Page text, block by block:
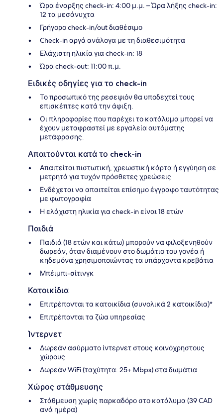
Ώρα έναρξης check-in: 4:00 μ.μ. – Ώρα λήξης check-in:
12 τα μεσάνυχτα
Γρήγορο check-in/out διαθέσιμο
Check-in αργά ανάλογα με τη διαθεσιμότητα
Ελάχιστη ηλικία για check-in: 18
Ώρα check-out: 11:00 π.μ.
Ειδικές οδηγίες για το check-in
Το προσωπικό της ρεσεψιόν θα υποδεχτεί τους
επισκέπτες κατά την άφιξη.
Οι πληροφορίες που παρέχει το κατάλυμα μπορεί να
έχουν μεταφραστεί με εργαλεία αυτόματης
μετάφρασης.
Απαιτούνται κατά το check-in
Απαιτείται πιστωτική, χρεωστική κάρτα ή εγγύηση σε
μετρητά για τυχόν πρόσθετες χρεώσεις
Ενδέχεται να απαιτείται επίσημο έγγραφο ταυτότητας
με φωτογραφία
Η ελάχιστη ηλικία για check-in είναι 18 ετών
Παιδιά
Παιδιά (18 ετών και κάτω) μπορούν να φιλοξενηθούν
δωρεάν, όταν διαμένουν στο δωμάτιο του γονέα ή
κηδεμόνα χρησιμοποιώντας τα υπάρχοντα κρεβάτια
Μπέιμπι-σίτινγκ
Κατοικίδια
Επιτρέπονται τα κατοικίδια (συνολικά 2 κατοικίδια)*
Επιτρέπονται τα ζώα υπηρεσίας
Ίντερνετ
Δωρεάν ασύρματο ίντερνετ στους κοινόχρηστους
χώρους
Δωρεάν WiFi (ταχύτητα: 25+ Mbps) στα δωμάτια
Χώρος στάθμευσης
Στάθμευση χωρίς παρκαδόρο στο κατάλυμα (39 CAD
ανά ημέρα)